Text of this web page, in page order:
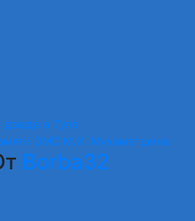
в Туле
ЗМС М.Х. Мухаметшина
Borba32